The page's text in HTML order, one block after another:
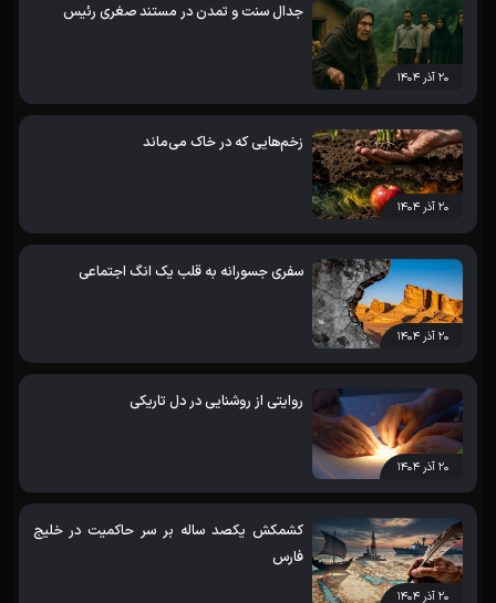
۲۰ آذر ۱۴۰۴
جدال سنت و تمدن در مستند صغری رئیس
۲۰ آذر ۱۴۰۴
زخم‌هایی که در خاک می‌ماند
۲۰ آذر ۱۴۰۴
سفری جسورانه به قلب یک انگ اجتماعی
۲۰ آذر ۱۴۰۴
روایتی از روشنایی در دل تاریکی
۲۰ آذر ۱۴۰۴
کشمکش یکصد ساله بر سر حاکمیت در خلیج
فارس